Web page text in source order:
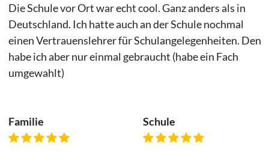
Die Schule vor Ort war echt cool. Ganz anders als in
Deutschland. Ich hatte auch an der Schule nochmal
einen Vertrauenslehrer für Schulangelegenheiten. Den
habe ich aber nur einmal gebraucht (habe ein Fach
umgewahlt)
Familie Schule